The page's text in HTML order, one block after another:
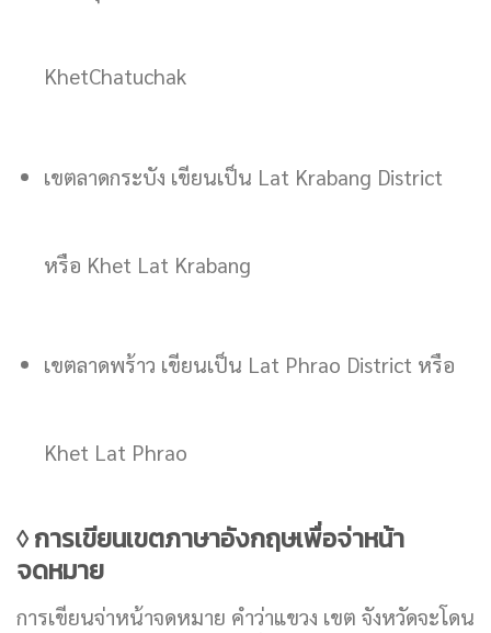
KhetChatuchak
เขตลาดกระบัง เขียนเป็น Lat Krabang District
หรือ Khet Lat Krabang
เขตลาดพร้าว เขียนเป็น Lat Phrao District หรือ
Khet Lat Phrao
◊ การเขียนเขตภาษาอังกฤษเพื่อจ่าหน้า
จดหมาย
การเขียนจ่าหน้าจดหมาย คำว่าแขวง เขต จังหวัดจะโดน